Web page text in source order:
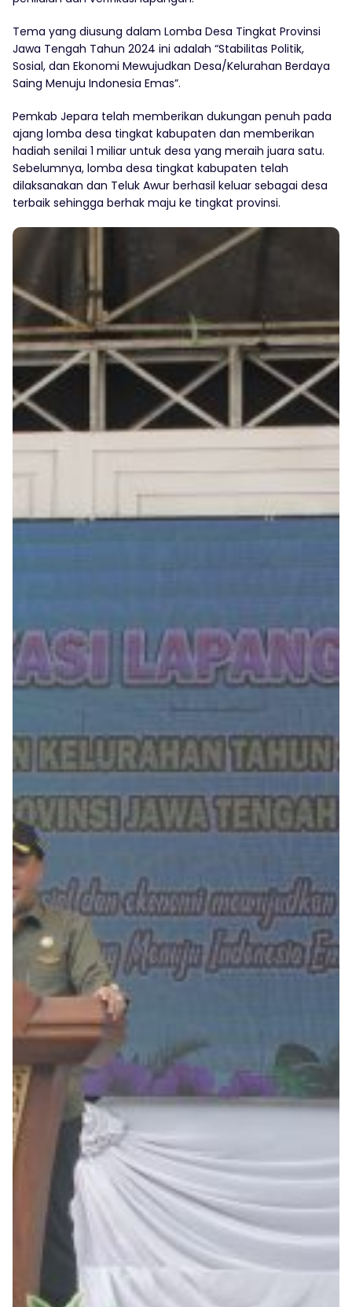
Tema yang diusung dalam Lomba Desa Tingkat Provinsi
Jawa Tengah Tahun 2024 ini adalah “Stabilitas Politik,
Sosial, dan Ekonomi Mewujudkan Desa/Kelurahan Berdaya
Saing Menuju Indonesia Emas”.
Pemkab Jepara telah memberikan dukungan penuh pada
ajang lomba desa tingkat kabupaten dan memberikan
hadiah senilai 1 miliar untuk desa yang meraih juara satu.
Sebelumnya, lomba desa tingkat kabupaten telah
dilaksanakan dan Teluk Awur berhasil keluar sebagai desa
terbaik sehingga berhak maju ke tingkat provinsi.